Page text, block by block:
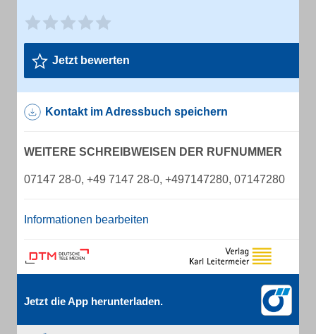
Jetzt bewerten
Kontakt im Adressbuch speichern
WEITERE SCHREIBWEISEN DER RUFNUMMER
07147 28-0, +49 7147 28-0, +497147280, 07147280
Informationen bearbeiten
Jetzt die App herunterladen.